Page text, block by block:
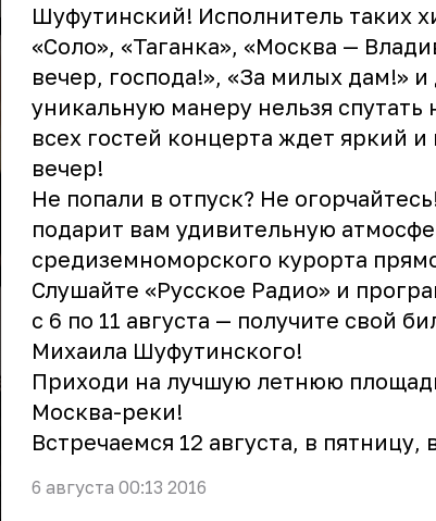
Шуфутинский! Исполнитель таких
«Соло», «Таганка», «Москва —
вечер, господа!», «За милых дам!» и
уникальную манеру нельзя спутать
всех гостей концерта ждет яркий
вечер!
Не попали в отпуск? Не
подарит вам удивительную
средиземноморского курорта
Слушайте «Русское Радио» и
с 6 по 11 августа — получите свой
Михаила Шуфутинского!
Приходи на лучшую летнюю
Москва-реки!
Встречаемся 12 августа, в пятницу,
6 августа 00:13 2016